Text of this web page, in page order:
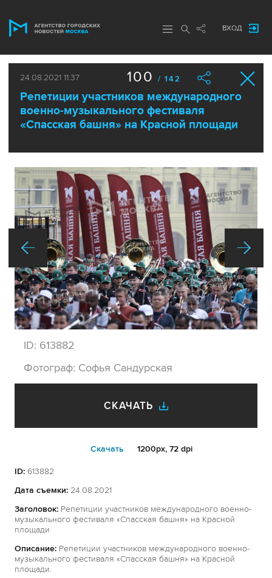
ВХОД
24.08.2021 11:37
Репетиции участников международного
военно-музыкального фестиваля
«Спасская башня» на Красной площади
100 / 142
ID: 613882
Фотограф: Софья Сандурская
СКАЧАТЬ
Cкачать 1200px, 72 dpi
ID: 613882
Дата съемки: 24.08.2021
Заголовок: Репетиции участников международного военно-
музыкального фестиваля «Спасская башня» на Красной
площади
Описание: Репетиции участников международного военно-
музыкального фестиваля «Спасская башня» на Красной
площади.